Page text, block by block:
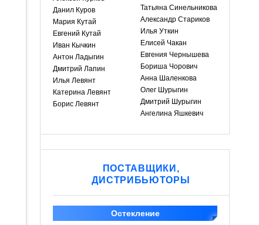
Данил Куров
Мария Кутай
Евгений Кутай
Иван Кычкин
Антон Ладыгин
Дмитрий Лапин
Илья Левянт
Катерина Левянт
Борис Левянт
Татьяна Синельникова
Александр Стариков
Илья Уткин
Елисей Чакан
Евгения Чернышева
Бориша Чорович
Анна Шаленкова
Олег Шурыгин
Дмитрий Шурыгин
Ангелина Яшкевич
ПОСТАВЩИКИ,
ДИСТРИБЬЮТОРЫ
Остекление